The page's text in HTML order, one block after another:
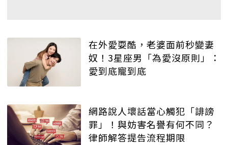
在外愛耍酷，老婆面前秒變妻
奴！3星座男「為愛沒原則」：
愛到底寵到底
網路說人壞話當心觸犯「誹謗
罪」！與妨害名譽有何不同？
律師解答提告流程期限